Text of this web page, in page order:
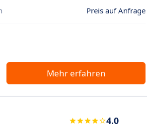
Preis auf Anfrage
Mehr erfahren
4.0